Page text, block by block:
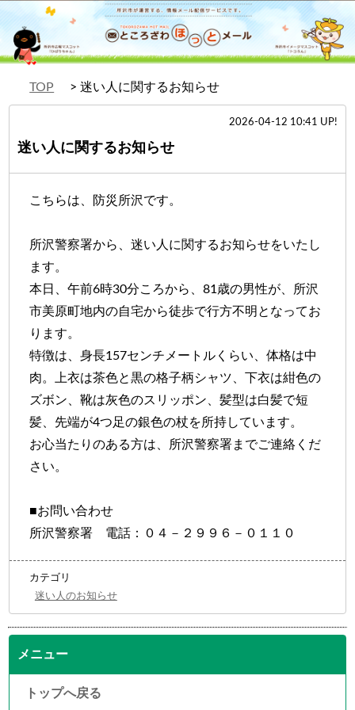
TOP 迷い人に関するお知らせ
2026-04-12 10:41 UP!
迷い人に関するお知らせ
こちらは、防災所沢です。
所沢警察署から、迷い人に関するお知らせをいたし
ます。
本日、午前6時30分ころから、81歳の男性が、所沢
市美原町地内の自宅から徒歩で行方不明となってお
ります。
特徴は、身長157センチメートルくらい、体格は中
肉。上衣は茶色と黒の格子柄シャツ、下衣は紺色の
ズボン、靴は灰色のスリッポン、髪型は白髪で短
髪、先端が4つ足の銀色の杖を所持しています。
お心当たりのある方は、所沢警察署までご連絡くだ
さい。
■お問い合わせ
所沢警察署 電話：０４－２９９６－０１１０
カテゴリ
迷い人のお知らせ
メニュー
トップへ戻る